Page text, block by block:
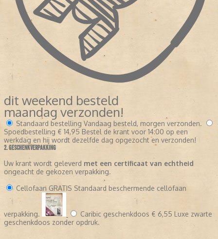
dit weekend besteld
maandag verzonden!
Standaard bestelling Vandaag besteld, morgen verzonden.
Spoedbestelling € 14,95 Bestel de krant voor 14:00 op een
werkdag en hij wordt dezelfde dag opgezocht en verzonden!
2. GESCHENKVERPAKKING
Uw krant wordt geleverd met een certificaat van echtheid
ongeacht de gekozen verpakking.
Cellofaan GRATIS Standaard beschermende cellofaan
verpakking. Caribic geschenkdoos € 6,55 Luxe zwarte
geschenkdoos zonder opdruk.